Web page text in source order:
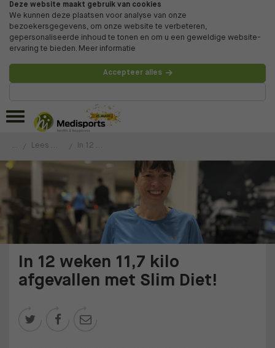
Deze website maakt gebruik van cookies
We kunnen deze plaatsen voor analyse van onze
bezoekersgegevens, om onze website te verbeteren,
gepersonaliseerde inhoud te tonen en om u een geweldige website-
ervaring te bieden. Meer informatie
Accepteer alles
... Lees de ervaringen van onze klanten In 12 weken 11,7 kilo afgevallen met Slim Diet!
In 12 weken 11,7 kilo
afgevallen met Slim Diet!
  